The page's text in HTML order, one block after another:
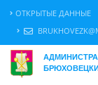
ОТКРЫТЫЕ ДАННЫЕ